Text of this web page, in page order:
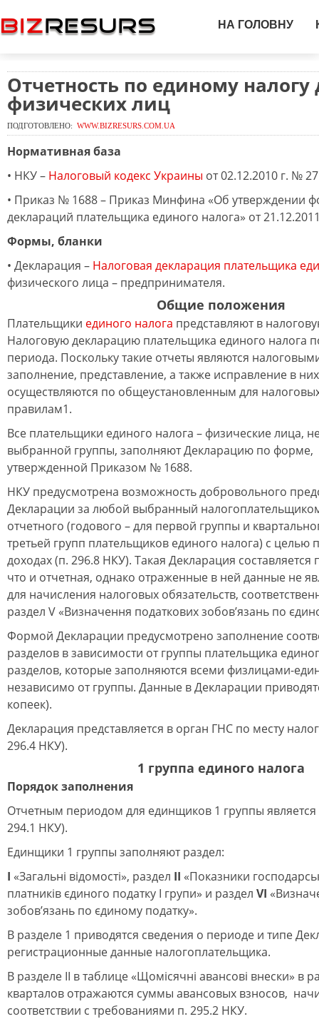
НА ГОЛОВНУ
Отчетность по единому налогу
физических лиц
ПОДГОТОВЛЕНО: WWW.BIZRESURS.COM.UA
Нормативная база
• НКУ – Налоговый кодекс Украины от 02.12.2010 г. №
• Приказ № 1688 – Приказ Минфина «Об утверждении
деклараций плательщика единого налога» от
Формы, бланки
• Декларация – Налоговая декларация плательщика
физического лица – предпринимателя.
Общие положения
Плательщики единого налога представляют в
Налоговую декларацию плательщика единого налога
периода. Поскольку такие отчеты являются
заполнение, представление, а также исправление в
осуществляются по общеустановленным для
правилам1.
Все плательщики единого налога – физические лица,
выбранной группы, заполняют Декларацию по форме,
утвержденной Приказом № 1688.
НКУ предусмотрена возможность добровольного
Декларации за любой выбранный
отчетного (годового – для первой группы и
третьей групп плательщиков единого налога) с целью
доходах (п. 296.8 НКУ). Такая Декларация
что и отчетная, однако отраженные в ней данные не
для начисления налоговых обязательств,
раздел V «Визначення податкових зобов’язань по
Формой Декларации предусмотрено заполнение
разделов в зависимости от группы плательщика
разделов, которые заполняются всеми физлицами-
независимо от группы. Данные в Декларации
копеек).
Декларация представляется в орган ГНС по месту
296.4 НКУ).
1 группа единого налога
Порядок заполнения
Отчетным периодом для единщиков 1 группы
294.1 НКУ).
Единщики 1 группы заполняют раздел:
І «Загальні відомості», раздел ІІ «Показники
платників єдиного податку І групи» и раздел VI
зобов’язань по єдиному податку».
В разделе 1 приводятся сведения о периоде и типе
регистрационные данные налогоплательщика.
В разделе ІІ в таблице «Щомісячні авансові внески» в
кварталов отражаются суммы авансовых взносов,
соответствии с требованиями п. 295.2 НКУ.